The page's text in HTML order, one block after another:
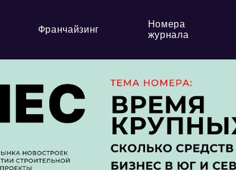
Франчайзинг
Номера
журнала